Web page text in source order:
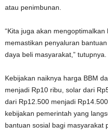
atau penimbunan.
“Kita juga akan
memastikan penyaluran
daya beli masyarakat,” tutupnya.
Kebijakan naiknya harga BBM
menjadi Rp10 ribu, solar dari
dari Rp12.500 menjadi
kebijakan pemerintah yang
bantuan sosial bagi masyarakat